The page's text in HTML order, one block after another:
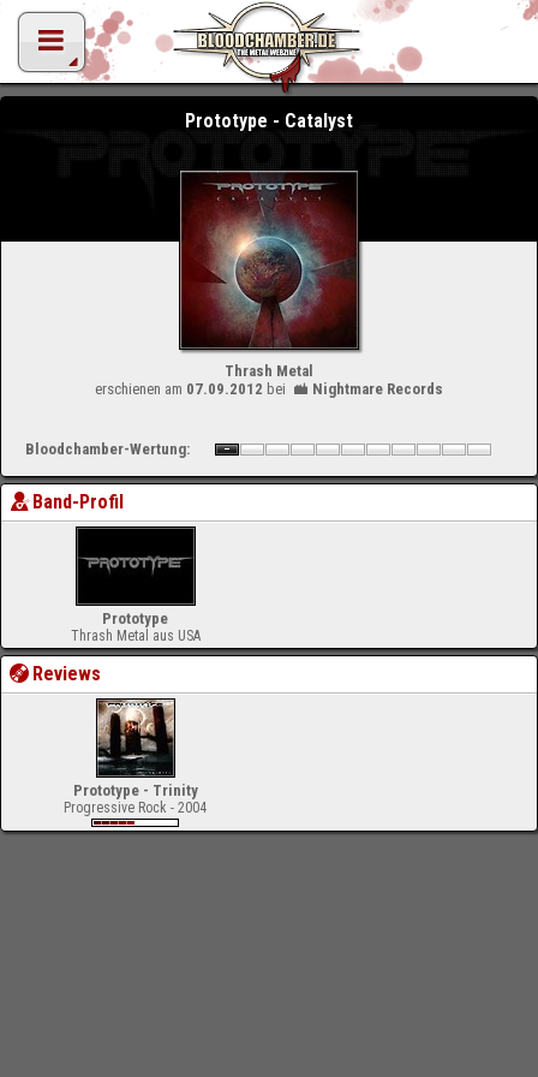
Prototype - Catalyst
Thrash Metal
erschienen am 07.09.2012 bei Nightmare Records
Bloodchamber-Wertung:
Band-Profil
Prototype
Thrash Metal aus USA
Reviews
Prototype - Trinity
Progressive Rock - 2004